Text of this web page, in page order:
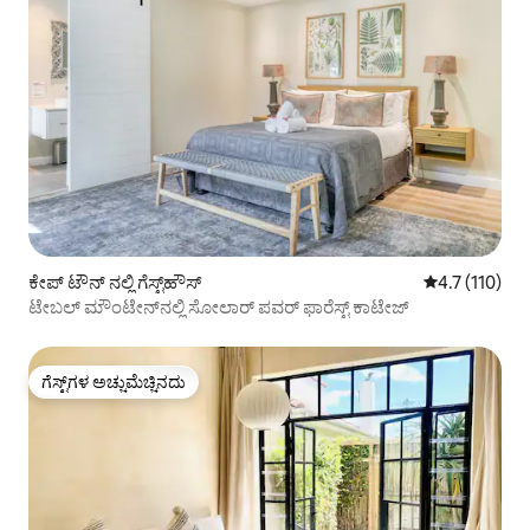
ಕೇಪ್‌ ಟೌನ್ ನಲ್ಲಿ ಗೆಸ್ಟ್‌ಹೌಸ್ 5 ರಲ್ಲಿ 4.7
4.7 (110)
ಟೇಬಲ್ ಮೌಂಟೇನ್‌ನಲ್ಲಿ ಸೋಲಾರ್ ಪವರ್ ಫಾರೆಸ್ಟ್ ಕಾಟೇಜ್
ಗೆಸ್ಟ್‌ಗಳ ಅಚ್ಚುಮೆಚ್ಚಿನದು
ಗೆಸ್ಟ್‌ಗಳ ಅಚ್ಚುಮೆಚ್ಚಿನದು